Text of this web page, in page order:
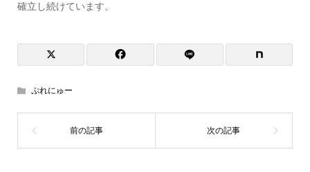
確立し続けています。
ぷれにゅー